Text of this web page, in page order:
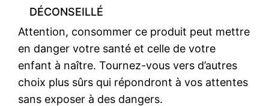
DÉCONSEILLÉ
Attention, consommer ce produit peut mettre
en danger votre santé et celle de votre
enfant à naître. Tournez-vous vers d’autres
choix plus sûrs qui répondront à vos attentes
sans exposer à des dangers.